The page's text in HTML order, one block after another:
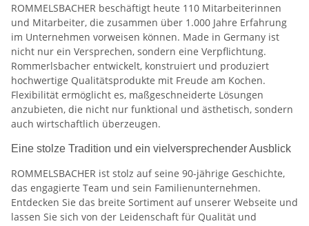
ROMMELSBACHER beschäftigt heute 110 Mitarbeiterinnen
und Mitarbeiter, die zusammen über 1.000 Jahre Erfahrung
im Unternehmen vorweisen können. Made in Germany ist
nicht nur ein Versprechen, sondern eine Verpflichtung.
Rommerlsbacher entwickelt, konstruiert und produziert
hochwertige Qualitätsprodukte mit Freude am Kochen.
Flexibilität ermöglicht es, maßgeschneiderte Lösungen
anzubieten, die nicht nur funktional und ästhetisch, sondern
auch wirtschaftlich überzeugen.
Eine stolze Tradition und ein vielversprechender Ausblick
ROMMELSBACHER ist stolz auf seine 90-jährige Geschichte,
das engagierte Team und sein Familienunternehmen.
Entdecken Sie das breite Sortiment auf unserer Webseite und
lassen Sie sich von der Leidenschaft für Qualität und